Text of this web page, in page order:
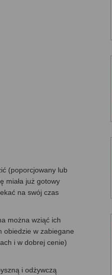
(poporcjowany lub
miała już gotowy
na swój czas
można wziąć ich
obiedzie w zabiegane
i w dobrej cenie)
i odżywczą